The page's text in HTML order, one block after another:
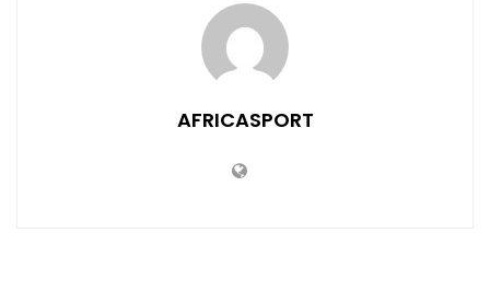
AFRICASPORT